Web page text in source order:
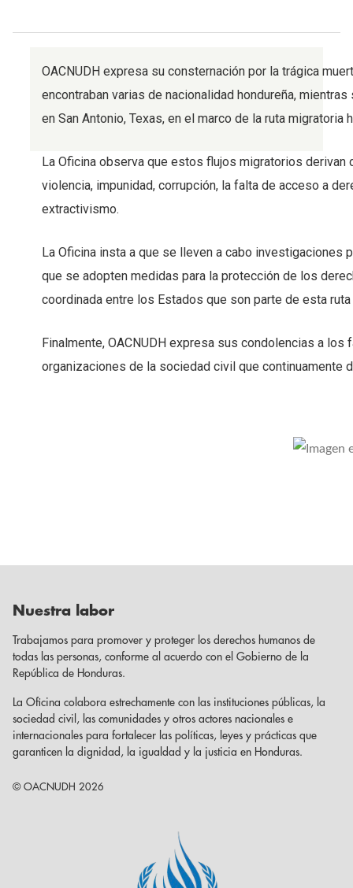
OACNUDH expresa su consternación por la trágica
encontraban varias de nacionalidad hondureña,
en San Antonio, Texas, en el marco de la ruta migratoria
La Oficina observa que estos flujos migratorios
violencia, impunidad, corrupción, la falta de acceso a
extractivismo.
La Oficina insta a que se lleven a cabo
que se adopten medidas para la protección de los
coordinada entre los Estados que son parte de esta
Finalmente, OACNUDH expresa sus condolencias a
organizaciones de la sociedad civil que
Nuestra labor
Trabajamos para promover y proteger los derechos humanos de
todas las personas, conforme al acuerdo con el Gobierno de la
República de Honduras.
La Oficina colabora estrechamente con las instituciones públicas, la
sociedad civil, las comunidades y otros actores nacionales e
internacionales para fortalecer las políticas, leyes y prácticas que
garanticen la dignidad, la igualdad y la justicia en Honduras.
© OACNUDH 2026